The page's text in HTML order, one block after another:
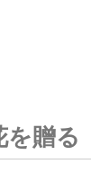
を贈る